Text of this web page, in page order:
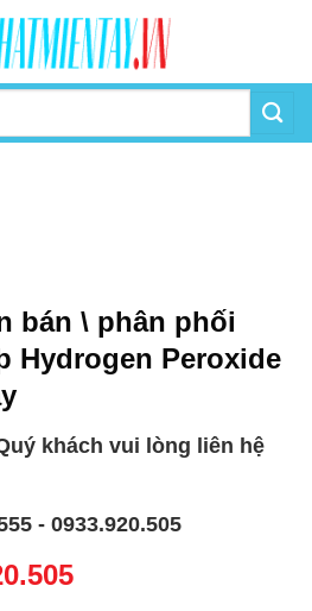
bán \ phân phối
Hydrogen Peroxide
khách vui lòng liên hệ
- 0933.920.505